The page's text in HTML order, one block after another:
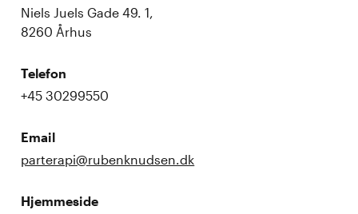
Niels Juels Gade 49. 1,
8260 Århus
Telefon
+45 30299550
Email
parterapi@rubenknudsen.dk
Hjemmeside